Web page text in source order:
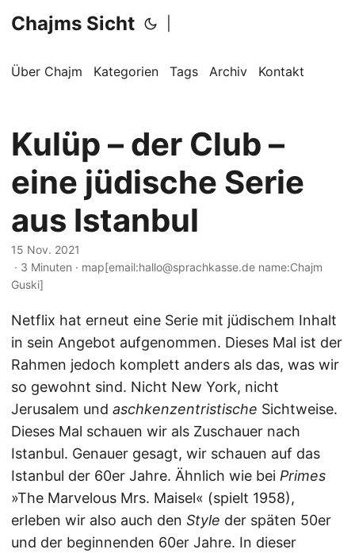
Chajms Sicht
Über Chajm Kategorien Tags Archiv Kontakt
Kulüp – der Club –
eine jüdische Serie
aus Istanbul
15 Nov. 2021
· 3 Minuten · map[email:hallo@sprachkasse.de name:Chajm
Guski]
Netflix hat erneut eine Serie mit jüdischem Inhalt
in sein Angebot aufgenommen. Dieses Mal ist der
Rahmen jedoch komplett anders als das, was wir
so gewohnt sind. Nicht New York, nicht
Jerusalem und aschkenzentristische Sichtweise.
Dieses Mal schauen wir als Zuschauer nach
Istanbul. Genauer gesagt, wir schauen auf das
Istanbul der 60er Jahre. Ähnlich wie bei Primes
»The Marvelous Mrs. Maisel« (spielt 1958),
erleben wir also auch den Style der späten 50er
und der beginnenden 60er Jahre. In dieser